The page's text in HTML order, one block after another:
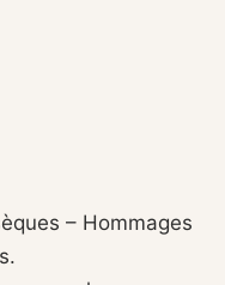
– Hommages